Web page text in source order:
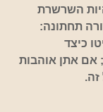
השרשרת
תחתונה:
כיצד
אם אתן אוהבות